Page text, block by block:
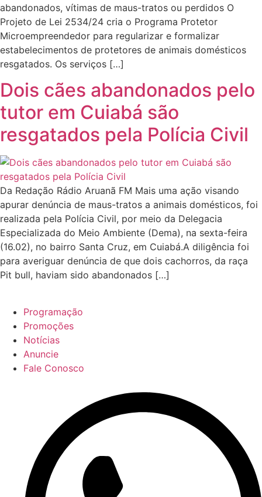
abandonados, vítimas de maus-tratos ou perdidos O
Projeto de Lei 2534/24 cria o Programa Protetor
Microempreendedor para regularizar e formalizar
estabelecimentos de protetores de animais domésticos
resgatados. Os serviços […]
Dois cães abandonados pelo
tutor em Cuiabá são
resgatados pela Polícia Civil
Da Redação Rádio Aruanã FM Mais uma ação visando
apurar denúncia de maus-tratos a animais domésticos, foi
realizada pela Polícia Civil, por meio da Delegacia
Especializada do Meio Ambiente (Dema), na sexta-feira
(16.02), no bairro Santa Cruz, em Cuiabá.A diligência foi
para averiguar denúncia de que dois cachorros, da raça
Pit bull, haviam sido abandonados […]
Programação
Promoções
Notícias
Anuncie
Fale Conosco